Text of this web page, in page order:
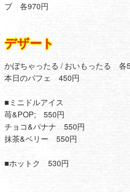
ブ 各970円
デザート
かぼちゃったる / おいもったる 各
本日のパフェ 450円
■ミニドルアイス
苺&POP; 550円
チョコ&バナナ 550円
抹茶&ベリー 550円
■ホットク 530円